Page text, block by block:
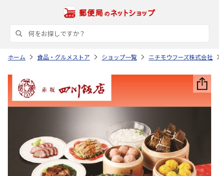
ホーム 食品・グルメストア ショップ一覧 ニチモウフーズ株式会社